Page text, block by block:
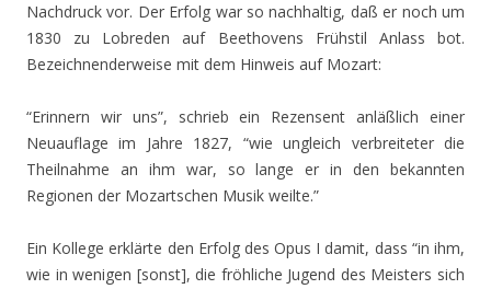
Nachdruck vor. Der Erfolg war so nachhaltig, daß er noch um
1830 zu Lobreden auf Beethovens Frühstil Anlass bot.
Bezeichnenderweise mit dem Hinweis auf Mozart:
“Erinnern wir uns”, schrieb ein Rezensent anläßlich einer
Neuauflage im Jahre 1827, “wie ungleich verbreiteter die
Theilnahme an ihm war, so lange er in den bekannten
Regionen der Mozartschen Musik weilte.”
Ein Kollege erklärte den Erfolg des Opus I damit, dass “in ihm,
wie in wenigen [sonst], die fröhliche Jugend des Meisters sich